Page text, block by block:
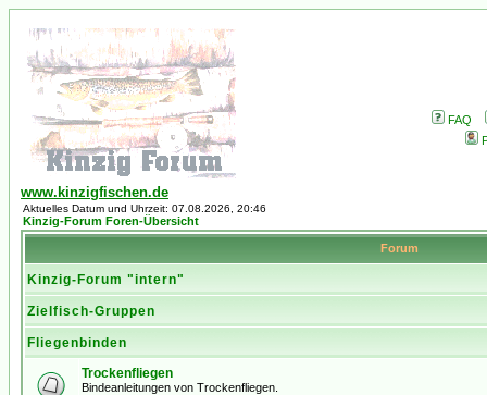
FAQ
www.kinzigfischen.de
Aktuelles Datum und Uhrzeit: 07.08.2026, 20:46
Kinzig-Forum Foren-Übersicht
Forum
Kinzig-Forum "intern"
Zielfisch-Gruppen
Fliegenbinden
Trockenfliegen
Bindeanleitungen von Trockenfliegen.